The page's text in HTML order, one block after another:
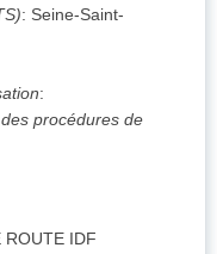
: Seine-Saint-
:
procédures de
ROUTE IDF